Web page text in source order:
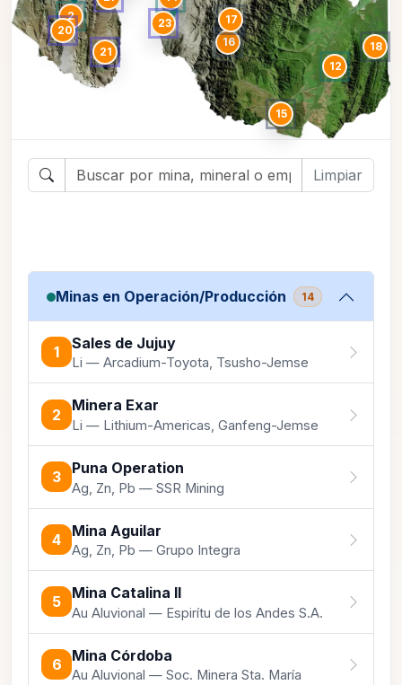
2
12
15
16
17
18
20
21
23
Limpiar
Minas en Operación/Producción 14
1
Sales de Jujuy
Li — Arcadium-Toyota, Tsusho-Jemse
2
Minera Exar
Li — Lithium-Americas, Ganfeng-Jemse
3
Puna Operation
Ag, Zn, Pb — SSR Mining
4
Mina Aguilar
Ag, Zn, Pb — Grupo Integra
5
Mina Catalina II
Au Aluvional — Espirítu de los Andes S.A.
6
Mina Córdoba
Au Aluvional — Soc. Minera Sta. María